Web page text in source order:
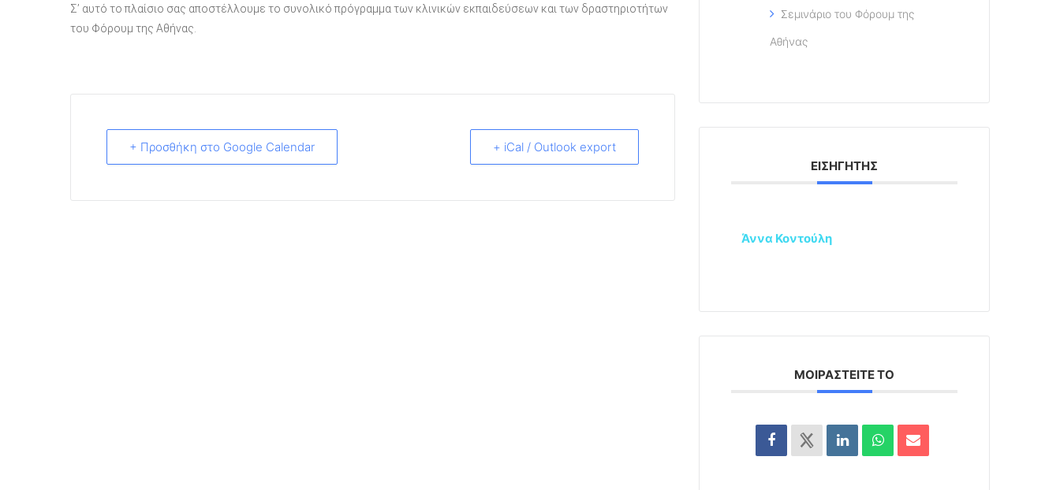
Σ’ αυτό το πλαίσιο σας αποστέλλουμε το συνολικό πρόγραμμα των κλινικών εκπαιδεύσεων και των δραστηριοτήτων
του Φόρουμ της Αθήνας.
+ Προσθήκη στο Google Calendar + iCal / Outlook export
Σεμινάριο του Φόρουμ της
Αθήνας
ΕΙΣΗΓΗΤΉΣ
Άννα Κοντούλη
ΜΟΙΡΑΣΤΕΊΤΕ ΤΟ